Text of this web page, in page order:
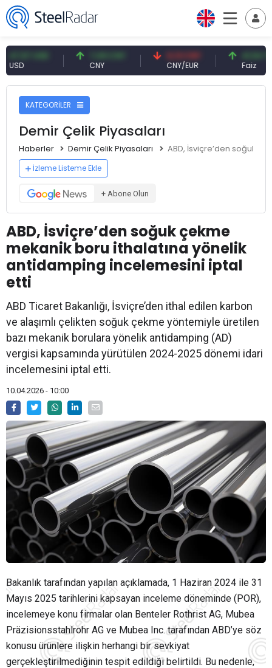
7,09 CNY 0,13 CNY
CNY/EUR
41,54 TRY
KATEGORİLER
Demir Çelik Piyasaları
Haberler Demir Çelik Piyasaları ABD, İsviçre’den soğuk
İzleme Listeme Ekle
+ Abone Olun
ABD, İsviçre’den soğuk çekme
mekanik boru ithalatına yönelik
antidamping incelemesini iptal
etti
ABD Ticaret Bakanlığı, İsviçre’den ithal edilen karbon
ve alaşımlı çelikten soğuk çekme yöntemiyle üretilen
bazı mekanik borulara yönelik antidamping (AD)
vergisi kapsamında yürütülen 2024-2025 dönemi idari
incelemesini iptal etti.
10.04.2026 - 10:00
Bakanlık tarafından yapılan açıklamada, 1 Haziran 2024 ile 31
Mayıs 2025 tarihlerini kapsayan inceleme döneminde (POR),
incelemeye konu firmalar olan Benteler Rothrist AG, Mubea
Präzisionsstahlrohr AG ve Mubea Inc. tarafından ABD’ye söz
konusu ürünlere ilişkin herhangi bir sevkiyat
gerçekleştirilmediğinin tespit edildiği belirtildi. Bu nedenle,